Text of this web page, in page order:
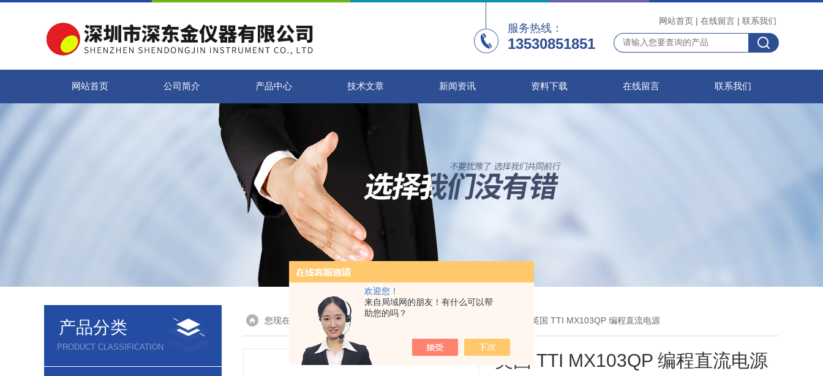
欢迎您！
来自局域网的朋友！有什么可以帮
助您的吗？
网站首页 | 在线留言 | 联系我们
服务热线：
13530851851
网站首页 公司简介 产品中心 技术文章 新闻资讯 资料下载 在线留言 联系我们
产品分类
PRODUCT CLASSIFICATION
您现在的位置：首页> 产品展示 > 电源 > MX103Q S2英国 TTI MX103QP 编程直流电源
英国 TTI MX103QP 编程直流电源